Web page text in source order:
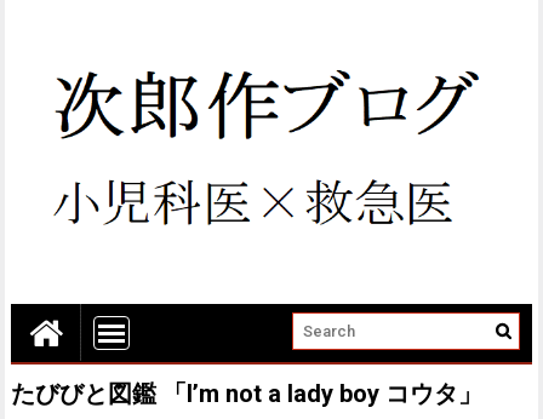
たびびと図鑑 「I’m not a lady boy コウタ」